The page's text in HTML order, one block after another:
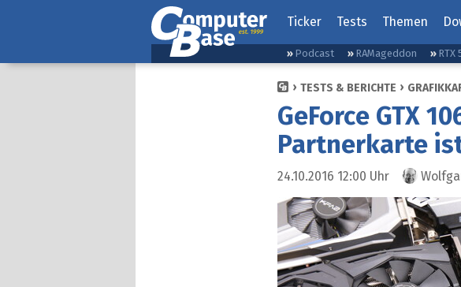
Ticker Tests Themen
Podcast RAMageddon RTX
TESTS & BERICHTE
GeForce GTX
Partnerkarte
24.10.2016 12:00 Uhr